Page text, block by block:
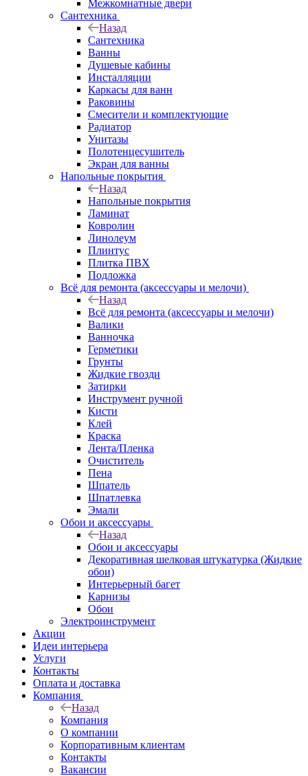
Межкомнатные двери
Сантехника
Назад
Сантехника
Ванны
Душевые кабины
Инсталляции
Каркасы для ванн
Раковины
Смесители и комплектующие
Радиатор
Унитазы
Полотенцесушитель
Экран для ванны
Напольные покрытия
Назад
Напольные покрытия
Ламинат
Ковролин
Линолеум
Плинтус
Плитка ПВХ
Подложка
Всё для ремонта (аксессуары и мелочи)
Назад
Всё для ремонта (аксессуары и мелочи)
Валики
Ванночка
Герметики
Грунты
Жидкие гвозди
Затирки
Инструмент ручной
Кисти
Клей
Краска
Лента/Пленка
Очиститель
Пена
Шпатель
Шпатлевка
Эмали
Обои и аксессуары
Назад
Обои и аксессуары
Декоративная шелковая штукатурка (Жидкие
обои)
Интерьерный багет
Карнизы
Обои
Электроинструмент
Акции
Идеи интерьера
Услуги
Контакты
Оплата и доставка
Компания
Назад
Компания
О компании
Корпоративным клиентам
Контакты
Вакансии